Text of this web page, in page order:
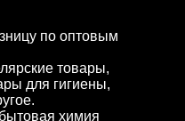
по оптовым
товары,
для гигиены,
химия